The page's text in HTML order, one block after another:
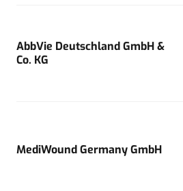
AbbVie Deutschland GmbH &
Co. KG
MediWound Germany GmbH